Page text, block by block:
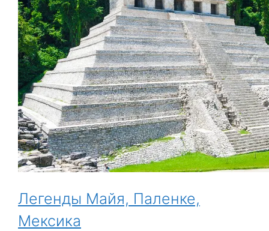
Легенды Майя, Паленке,
Мексика